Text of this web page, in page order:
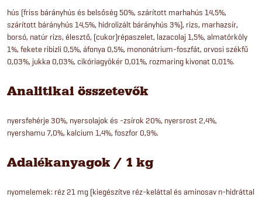
hús (friss bárányhús és belsőség 50%, szárított marhahús 14,5%,
szárított bárányhús 14,5%, hidrolizált bárányhús 3%), rizs, marhazsír,
borsó, natúr rizs, élesztő, (cukor)répaszelet, lazacolaj 1,5%, almatörköly
1%, fekete ribizli 0,5%, áfonya 0,5%, mononátrium-foszfát, orvosi székfű
0,03%, jukka 0,03%, cikóriagyökér 0,01%, rozmaring kivonat 0,01%.
Analitikai összetevők
nyersfehérje 30%, nyersolajok és -zsírok 20%, nyersrost 2,4%,
nyershamu 7,0%, kalcium 1,4%, foszfor 0,9%.
Adalékanyagok / 1 kg
nyomelemek: réz 21 mg (kiegészítve réz-keláttal és aminosav n-hidráttal